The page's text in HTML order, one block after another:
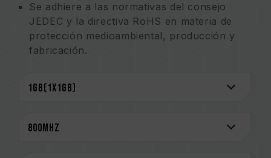
Se adhiere a las normativas del consejo
JEDEC y la directiva RoHS en materia de
protección medioambiental, producción y
fabricación.
Garantía de por vida.